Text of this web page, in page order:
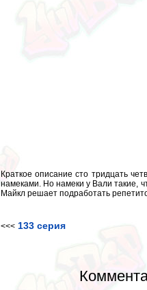
Краткое описание сто тридцать
намеками. Но намеки у Вали такие,
Майкл решает подработать
<<<133 серия